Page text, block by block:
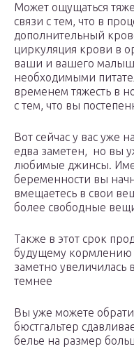
Может ощущаться
связи с тем, что в
дополнительный
циркуляция крови в
ваши и вашего
необходимыми
временем тяжесть в
с тем, что вы
Вот сейчас у вас уже
едва заметен, но вы
любимые джинсы.
беременности вы
вмещаетесь в свои
более свободные
Также в этот срок
будущему кормлению
заметно увеличилась
темнее
Вы уже можете
бюстгальтер
белье на размер